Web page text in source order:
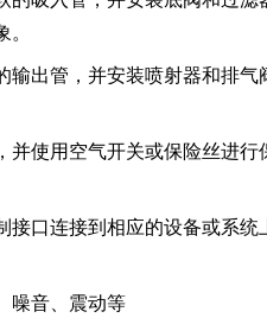
出管，并安装喷射器和排气
使用空气开关或保险丝进行
口连接到相应的设备或系统
噪音、震动等